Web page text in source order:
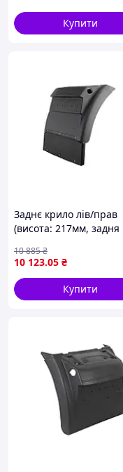
Купити
Заднє крило лів/прав
(висота: 217мм, задня
06.06- COVIND TGX/518
10 123.05 ₴
10 885₴
Купити